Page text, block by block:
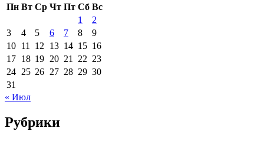
Пн Вт Ср Чт Пт Сб Вс
1
2
3
4 5 6 7 8
9
10 11 12 13 14 15 16
17 18 19 20 21 22 23
24 25 26 27 28 29 30
31
« Июл
Рубрики